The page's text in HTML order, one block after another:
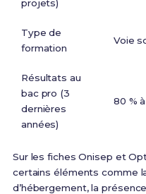
projets)
Type de
formation
Voie
Résultats au
bac pro (3
dernières
années)
80 %
Sur les fiches Onisep et
certains éléments comme
d’hébergement, la